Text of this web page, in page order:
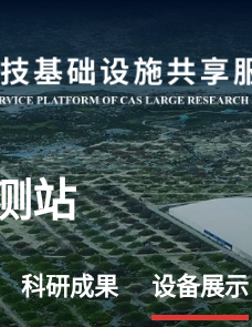
站
科研成果 设备展示